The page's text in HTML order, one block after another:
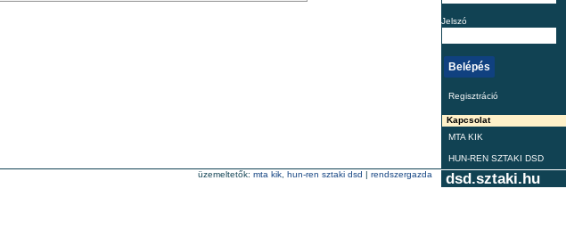
Jelszó
Regisztráció
Kapcsolat
MTA KIK
HUN-REN SZTAKI DSD
dsd.sztaki.hu
üzemeltetők: mta kik hun-ren sztaki dsd | rendszergazda